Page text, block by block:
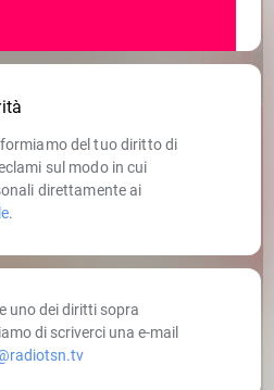
del tuo diritto di
sul modo in cui
direttamente ai
.
uno dei diritti sopra
di scriverci una e-mail